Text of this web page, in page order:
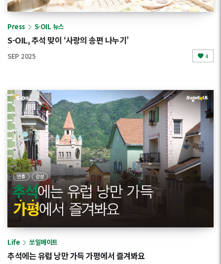
Press S-OIL 뉴스
S-OIL, 추석 맞이 ‘사랑의 송편 나누기’
SEP 2025 4
Life 쏘일메이트
추석에는 유럽 낭만 가득 가평에서 즐겨봐요